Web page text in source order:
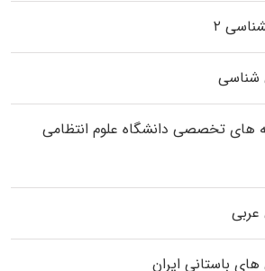
۲
شناسی
ﻫﺎی تخصصی داﻧﺸﮕﺎه ﻋﻠﻮم انتظامی
عربی
باستانی ایران